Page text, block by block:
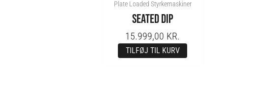
Plate Loaded Styrkemaskiner
SEATED DIP
15.999,00 KR.
TILFØJ TIL KURV